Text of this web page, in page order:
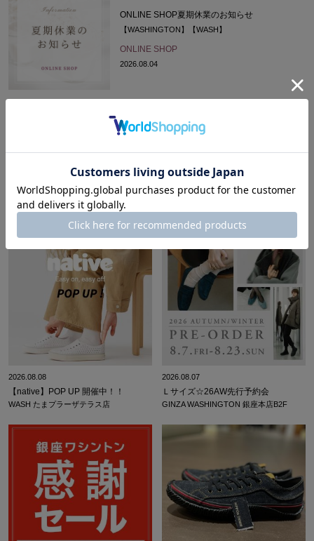
ONLINE SHOP夏期休業のお知らせ
【WASHINGTON】【WASH】
ONLINE SHOP
2026.08.04
ショップニュースをもっと見る
BLOG
2026.08.08
【native】POP UP 開催中！！
WASH たまプラーザテラス店
2026.08.07
Ｌサイズ☆26AW先行予約会
GINZA WASHINGTON 銀座本店B2F